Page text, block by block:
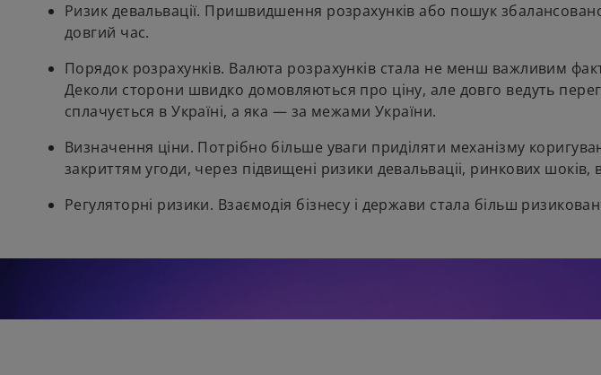
Ризик девальвації. Пришвидшення розрахунків або пошук
довгий час.
Порядок розрахунків. Валюта розрахунків стала не менш важливим
Деколи сторони швидко домовляються про ціну, але довго ведуть
сплачується в Україні, а яка — за межами України.
Визначення ціни. Потрібно більше уваги приділяти механізму
закриттям угоди, через підвищені ризики девальваціі, ринкових шоків,
Регуляторні ризики. Взаємодія бізнесу і держави стала більш